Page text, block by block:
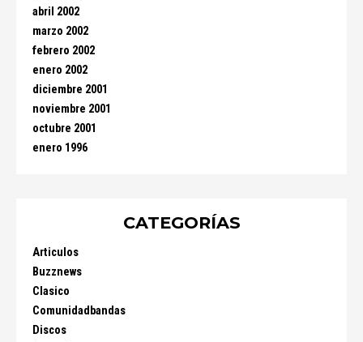
abril 2002
marzo 2002
febrero 2002
enero 2002
diciembre 2001
noviembre 2001
octubre 2001
enero 1996
CATEGORÍAS
Articulos
Buzznews
Clasico
Comunidadbandas
Discos